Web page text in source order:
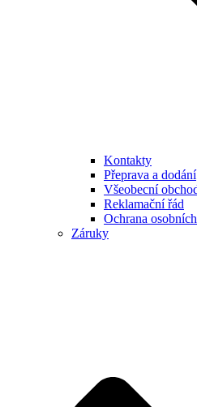
Kontakty
Přeprava a dodání
Všeobecní
Reklamační řád
Ochrana
Záruky